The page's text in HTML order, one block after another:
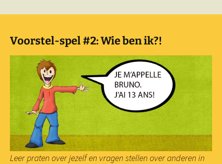
Voorstel-spel #2: Wie ben ik?!
Leer praten over jezelf en vragen stellen over anderen in